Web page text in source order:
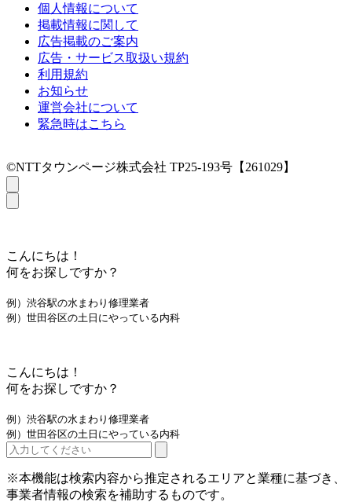
個人情報について
掲載情報に関して
広告掲載のご案内
広告・サービス取扱い規約
利用規約
お知らせ
運営会社について
緊急時はこちら
©NTTタウンページ株式会社 TP25-193号【261029】
こんにちは！
何をお探しですか？
例）渋谷駅の水まわり修理業者
例）世田谷区の土日にやっている内科
こんにちは！
何をお探しですか？
例）渋谷駅の水まわり修理業者
例）世田谷区の土日にやっている内科
※本機能は検索内容から推定されるエリアと業種に基づき、
事業者情報の検索を補助するものです。